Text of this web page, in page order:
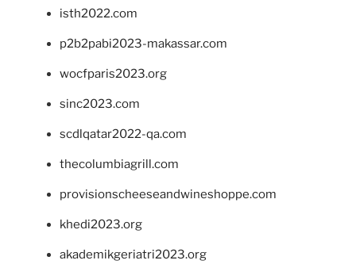
isth2022.com
p2b2pabi2023-makassar.com
wocfparis2023.org
sinc2023.com
scdlqatar2022-qa.com
thecolumbiagrill.com
provisionscheeseandwineshoppe.com
khedi2023.org
akademikgeriatri2023.org